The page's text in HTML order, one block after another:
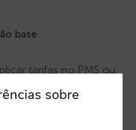
base
tarifas no PMS ou
sobre